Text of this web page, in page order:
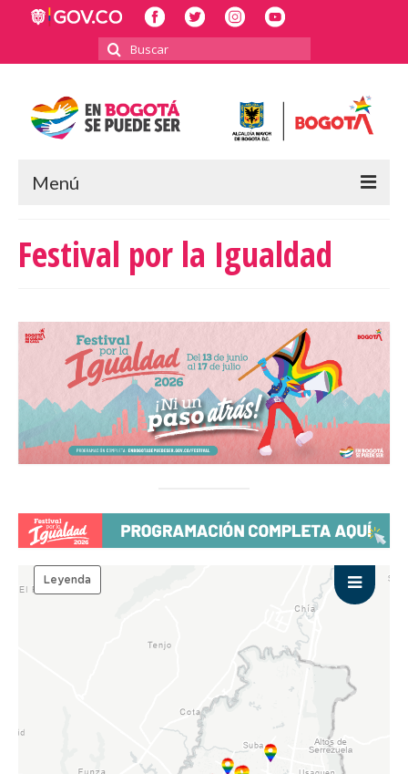
Buscar
por:
Menú
POLÍTICA PÚBLICA LGBTI
INFORMES Y BALANCES
2023
2024
2025
DOCUMENTO COMPLETO
PRESENTACIÓN
CONSEJO CONSULTIVO LGBTI
DOCUMENTOS
Festival por la Igualdad